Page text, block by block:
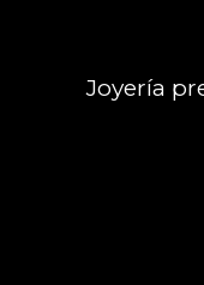
Joyería